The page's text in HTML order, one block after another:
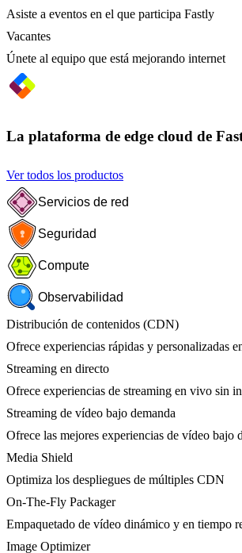
Asiste a eventos en el que participa Fastly
Vacantes
Únete al equipo que está mejorando internet
La plataforma de edge cloud de
Ver todos los productos
Servicios de red
Seguridad
Compute
Observabilidad
Distribución de contenidos (CDN)
Ofrece experiencias rápidas y personalizadas
Streaming en directo
Ofrece experiencias de streaming en vivo sin
Streaming de vídeo bajo demanda
Ofrece las mejores experiencias de vídeo bajo
Media Shield
Optimiza los despliegues de múltiples CDN
On-The-Fly Packager
Empaquetado de vídeo dinámico y en tiempo
Image Optimizer